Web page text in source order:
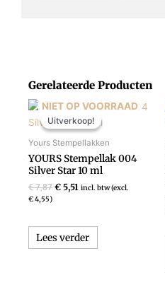
Gerelateerde Producten
Uitverkoop!
NIET OP VOORRAAD
Uitverkoop!
Yours Stempellakken
YOURS Stempellak 004
Silver Star 10 ml
€7,87
Oorspronkelijke
prijs
was:
€ 7,87.
€ 5,51
Huidige
prijs
is:
€ 5,51.
incl. btw (excl.
€4,55)
Lees verder